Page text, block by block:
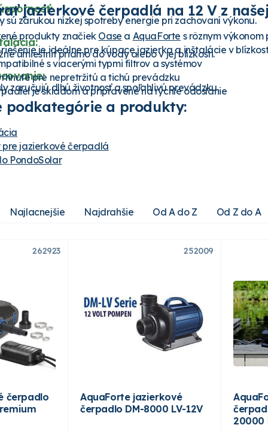
sú zárukou nízkej spotreby energie pri zachovaní výkonu.
umiestniť priamo do vody alebo v jej blízkosti.
zaručujú dlhú životnosť a spoľahlivú prevádzku.
jazierkové čerpadlá na 12 V z
produkty značiek Oase a AquaForte s rôznym
je ideálne pre kúpace jazierka a inštalácie v
s viacerými typmi filtrov a systémov
pre nepretržitú a tichú prevádzku
je skladom a pripravené na rýchle odoslanie
podkategórie a produkty:
jazierkové čerpadlá
PondoSolar
čerpadlo Hailea
Najlacnejšie Najdrahšie Od A do Z Od Z do A
262923
čerpadlo
252009
AquaForte jazierkové
čerpadlo DM-8000 LV-12V
20000